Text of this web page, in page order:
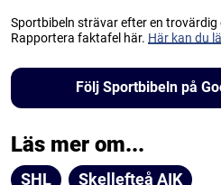
Sportbibeln strävar efter en
Rapportera faktafel här. Här kan du
Följ Sportbibeln på
Läs mer om...
SHL Skellefteå AIK